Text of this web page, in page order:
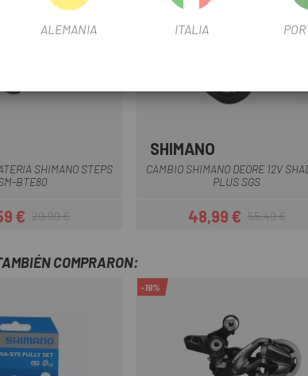
SHIMANO STEPS
BTE80
Precio
€Precio regular
29,99 €
SHIMANO
CAMBIO SHIMANO DEORE 12V
PLUS SGS
Precio
48,99 €Precio regular
55,49 €
COMPRARON:
-19%
ALEMANIA ITALIA